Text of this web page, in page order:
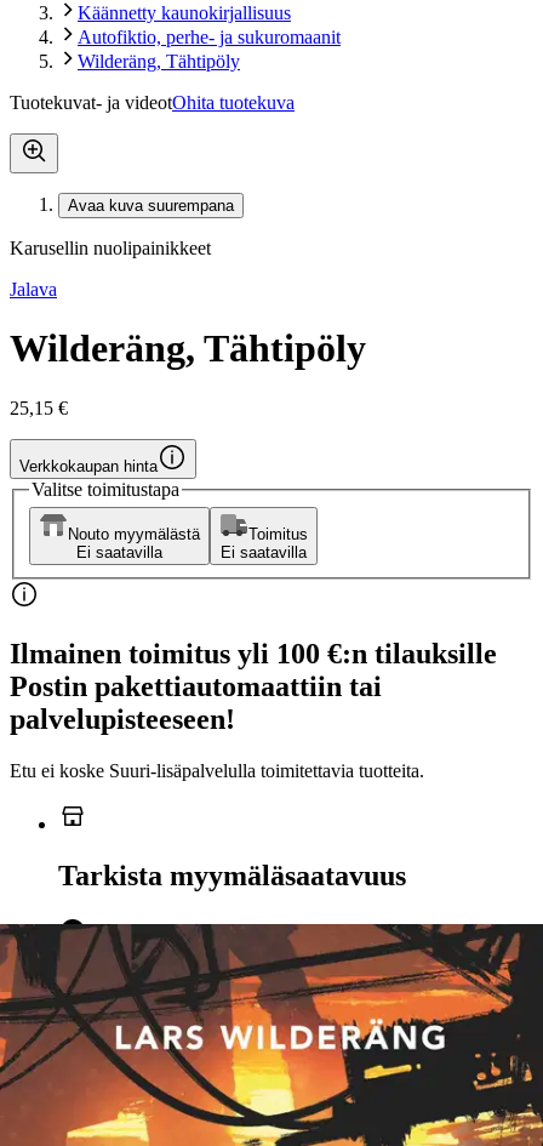
Käännetty kaunokirjallisuus
Autofiktio, perhe- ja sukuromaanit
Wilderäng, Tähtipöly
Tuotekuvat- ja videotOhita tuotekuva
Avaa kuva suurempana
Karusellin nuolipainikkeet
Jalava
Wilderäng, Tähtipöly
25,15 €
Verkkokaupan hinta
Valitse toimitustapa
Nouto myymälästä
Ei saatavilla
Toimitus
Ei saatavilla
Ilmainen toimitus yli 100 €:n tilauksille
Postin pakettiautomaattiin tai
palvelupisteeseen!
Etu ei koske Suuri‑lisäpalvelulla toimitettavia tuotteita.
Tarkista myymäläsaatavuus
Ei saatavilla
Tuotekuvaus